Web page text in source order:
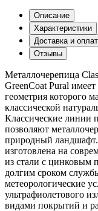
Описание
Характеристики
Доставка и
Отзывы
Металлочерепица
GreenCoat Pural
геометрия которого
классической
Классические линии
позволяют
природный
изготовлена на
из стали с цинковым
долгим сроком
метеорологические
ультрафиолетового
видами покрытий и